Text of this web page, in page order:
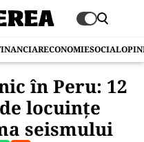
ECONOMIESOCIAL
în Peru: 12
locuințe
seismului